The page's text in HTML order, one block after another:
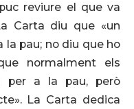
reviure el que va
Carta diu que «un
pau; no diu que ho
normalment els
per a la pau, però
La Carta dedica